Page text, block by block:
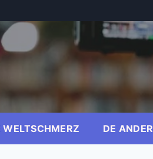
WELTSCHMERZ DE